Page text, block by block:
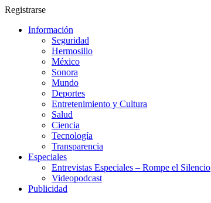
Registrarse
Información
Seguridad
Hermosillo
México
Sonora
Mundo
Deportes
Entretenimiento y Cultura
Salud
Ciencia
Tecnología
Transparencia
Especiales
Entrevistas Especiales – Rompe el Silencio
Videopodcast
Publicidad